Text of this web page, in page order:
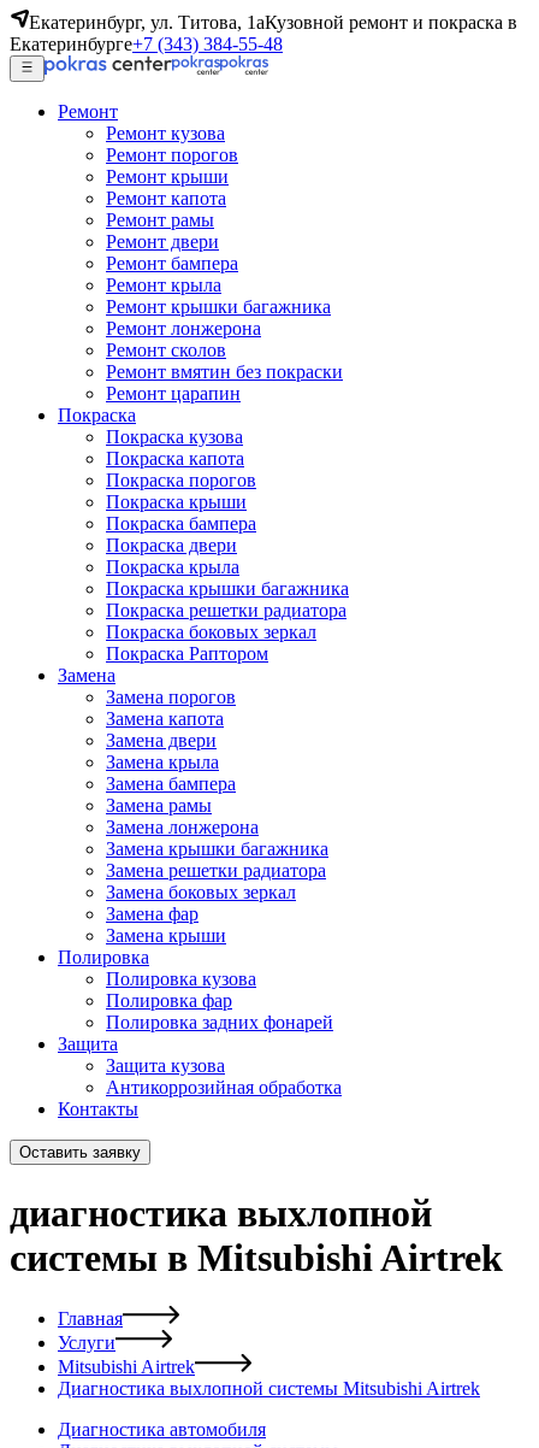
Екатеринбург, ул. Титова, 1аКузовной ремонт и покраска в
Екатеринбурге+7 (343) 384-55-48
Ремонт
Ремонт кузова
Ремонт порогов
Ремонт крыши
Ремонт капота
Ремонт рамы
Ремонт двери
Ремонт бампера
Ремонт крыла
Ремонт крышки багажника
Ремонт лонжерона
Ремонт сколов
Ремонт вмятин без покраски
Ремонт царапин
Покраска
Покраска кузова
Покраска капота
Покраска порогов
Покраска крыши
Покраска бампера
Покраска двери
Покраска крыла
Покраска крышки багажника
Покраска решетки радиатора
Покраска боковых зеркал
Покраска Раптором
Замена
Замена порогов
Замена капота
Замена двери
Замена крыла
Замена бампера
Замена рамы
Замена лонжерона
Замена крышки багажника
Замена решетки радиатора
Замена боковых зеркал
Замена фар
Замена крыши
Полировка
Полировка кузова
Полировка фар
Полировка задних фонарей
Защита
Защита кузова
Антикоррозийная обработка
Контакты
Оставить заявку
диагностика выхлопной
системы в Mitsubishi Airtrek
Главная
Услуги
Mitsubishi Airtrek
Диагностика выхлопной системы Mitsubishi Airtrek
Диагностика автомобиля